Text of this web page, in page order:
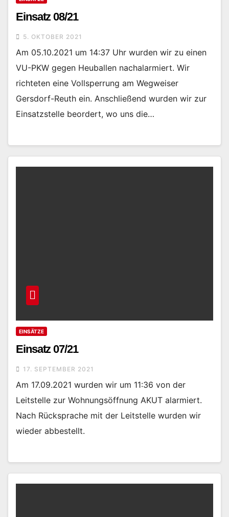
Einsatz 08/21
5. OKTOBER 2021
Am 05.10.2021 um 14:37 Uhr wurden wir zu einen
VU-PKW gegen Heuballen nachalarmiert. Wir
richteten eine Vollsperrung am Wegweiser
Gersdorf-Reuth ein. Anschließend wurden wir zur
Einsatzstelle beordert, wo uns die…
EINSÄTZE
Einsatz 07/21
17. SEPTEMBER 2021
Am 17.09.2021 wurden wir um 11:36 von der
Leitstelle zur Wohnungsöffnung AKUT alarmiert.
Nach Rücksprache mit der Leitstelle wurden wir
wieder abbestellt.